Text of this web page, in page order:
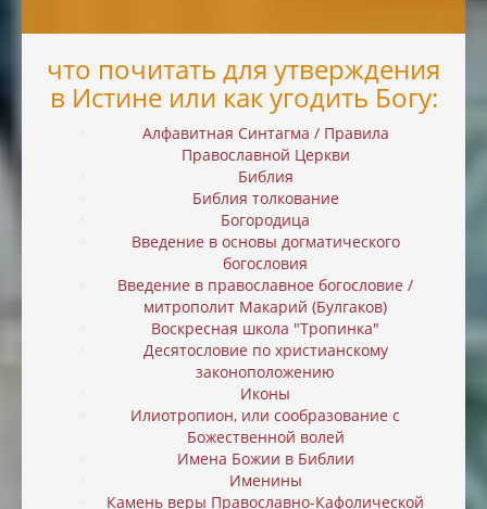
что почитать для утверждения
в Истине или как угодить Богу:
Алфавитная Синтагма / Правила
Православной Церкви
Библия
Библия толкование
Богородица
Введение в основы догматического
богословия
Введение в православное богословие /
митрополит Макарий (Булгаков)
Воскресная школа "Тропинка"
Десятословие по христианскому
законоположению
Иконы
Илиотропион, или cообразование с
Божественной волей
Имена Божии в Библии
Именины
Камень веры Православно-Кафолической